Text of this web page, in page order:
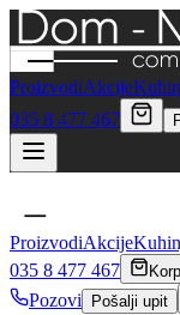
ProizvodiAkcije
035 8 477 467
ProizvodiAkcije
035 8 477 467
Pozovi Pošalji upit